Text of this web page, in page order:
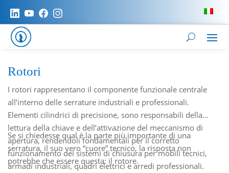
Rotori
I rotori rappresentano il componente funzionale centrale
all’interno delle serrature industriali e professionali.
Elementi cilindrici di precisione, sono responsabili della
lettura della chiave e dell’attivazione del meccanismo di
apertura, rendendoli fondamentali per il corretto
funzionamento dei sistemi di chiusura per mobili tecnici,
armadi industriali, quadri elettrici e arredi professionali.
Se si chiedesse qual è la parte più importante di una
serratura, il suo vero “cuore” tecnico, la risposta non
potrebbe che essere questa: il rotore.